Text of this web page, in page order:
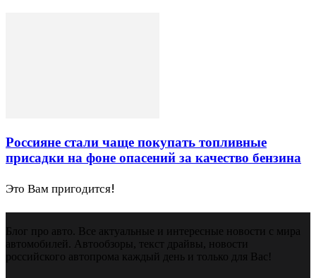
Россияне стали чаще покупать топливные
присадки на фоне опасений за качество бензина
Это Вам пригодится!
Блог про авто. Все актуальные и интересные новости с мира
автомобилей. Автообзоры, текст драйвы, новости
российского автопрома каждый день и только для Вас!